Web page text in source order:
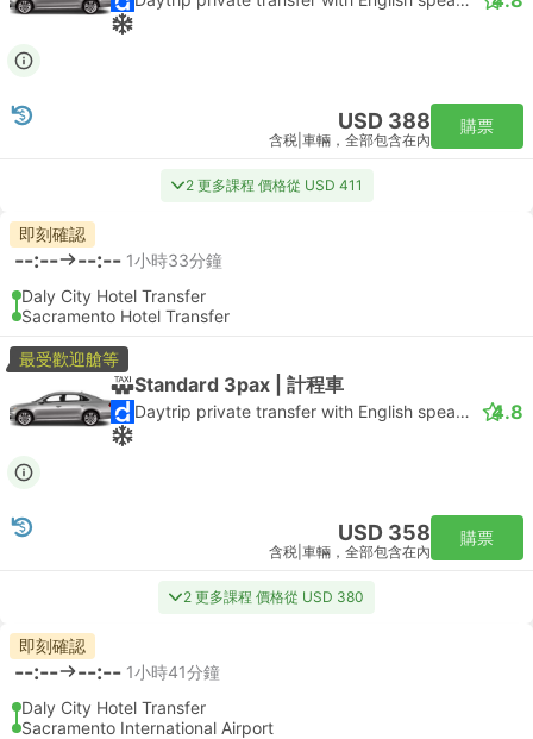
USD 388
含税 車輛，全部包含在內
購票
2 更多課程 價格從 USD 411
即刻確認
--:-- --:-- 1小時33分鐘
Daly City Hotel Transfer
Sacramento Hotel Transfer
最受歡迎艙等
Standard 3pax | 計程車
Daytrip private transfer with English speaking driver 4.8
USD 358
含税 車輛，全部包含在內
購票
2 更多課程 價格從 USD 380
即刻確認
--:-- --:-- 1小時41分鐘
Daly City Hotel Transfer
Sacramento International Airport